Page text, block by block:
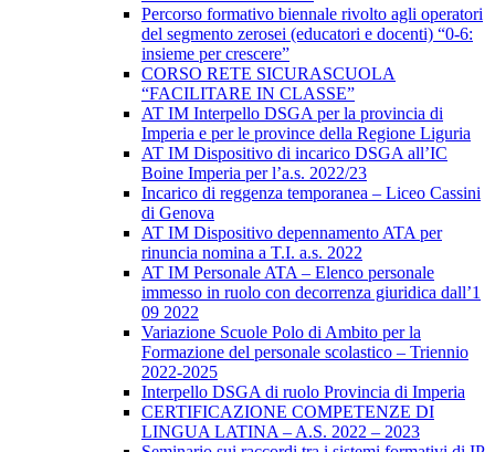
Percorso formativo biennale rivolto agli operatori
del segmento zerosei (educatori e docenti) “0-6:
insieme per crescere”
CORSO RETE SICURASCUOLA
“FACILITARE IN CLASSE”
AT IM Interpello DSGA per la provincia di
Imperia e per le province della Regione Liguria
AT IM Dispositivo di incarico DSGA all’IC
Boine Imperia per l’a.s. 2022/23
Incarico di reggenza temporanea – Liceo Cassini
di Genova
AT IM Dispositivo depennamento ATA per
rinuncia nomina a T.I. a.s. 2022
AT IM Personale ATA – Elenco personale
immesso in ruolo con decorrenza giuridica dall’1
09 2022
Variazione Scuole Polo di Ambito per la
Formazione del personale scolastico – Triennio
2022-2025
Interpello DSGA di ruolo Provincia di Imperia
CERTIFICAZIONE COMPETENZE DI
LINGUA LATINA – A.S. 2022 – 2023